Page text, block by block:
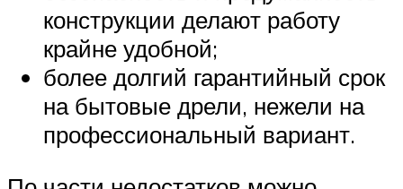
конструкции делают работу
крайне удобной;
более долгий гарантийный срок
на бытовые дрели, нежели на
профессиональный вариант.